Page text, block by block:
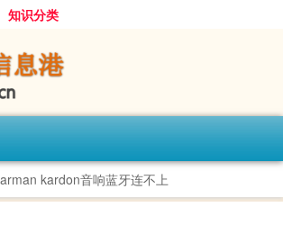
知识分类
kardon音响蓝牙连不上